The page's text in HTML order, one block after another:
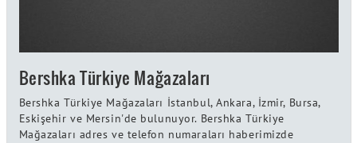
Bershka Türkiye Mağazaları
Bershka Türkiye Mağazaları İstanbul, Ankara, İzmir, Bursa,
Eskişehir ve Mersin'de bulunuyor. Bershka Türkiye
Mağazaları adres ve telefon numaraları haberimizde